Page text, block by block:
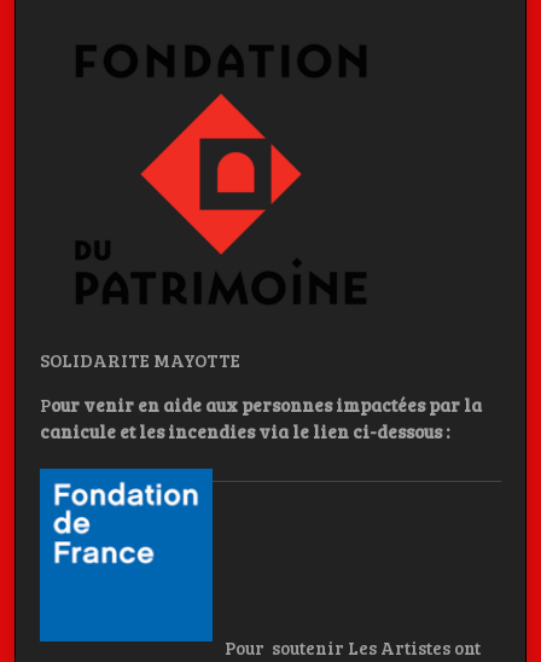
SOLIDARITE MAYOTTE
Pour venir en aide aux personnes impactées par la
canicule et les incendies via le lien ci-dessous :
Pour soutenir Les Artistes ont